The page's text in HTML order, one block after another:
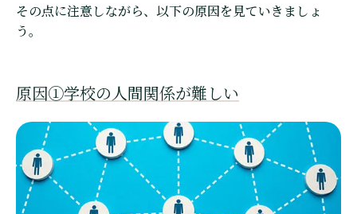
その点に注意しながら、以下の原因を見ていきましょ
う。
原因①学校の人間関係が難しい